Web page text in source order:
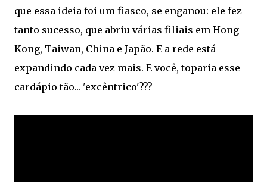
que essa ideia foi um fiasco, se enganou: ele fez
tanto sucesso, que abriu várias filiais em Hong
Kong, Taiwan, China e Japão. E a rede está
expandindo cada vez mais. E você, toparia esse
cardápio tão... 'excêntrico'???